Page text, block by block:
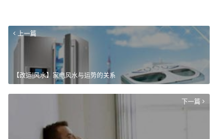
上一篇
【改运|风水】家电风水与运势的关系
下一篇